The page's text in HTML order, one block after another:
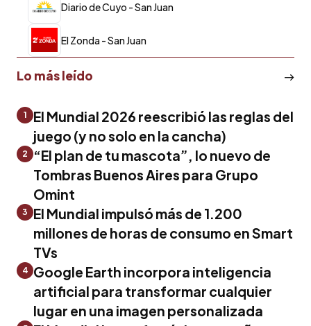
Diario de Cuyo - San Juan
El Zonda - San Juan
Lo más leído
1
El Mundial 2026 reescribió las reglas del
juego (y no solo en la cancha)
2
“El plan de tu mascota”, lo nuevo de
Tombras Buenos Aires para Grupo
Omint
3
El Mundial impulsó más de 1.200
millones de horas de consumo en Smart
TVs
4 Google Earth incorpora inteligencia
artificial para transformar cualquier
lugar en una imagen personalizada